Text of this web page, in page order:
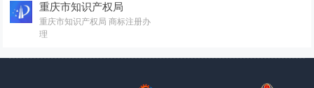
重庆市知识产权局
重庆市知识产权局 商标注册办
理